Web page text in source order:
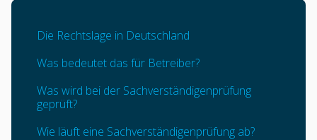
Die Rechtslage in Deutschland
Was bedeutet das für Betreiber?
Was wird bei der Sachverständigenprüfung
geprüft?
Wie läuft eine Sachverständigenprüfung ab?